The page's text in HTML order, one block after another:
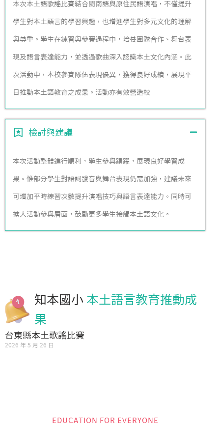
本次本土語歌謠比賽結合閩南語與原住民語演唱，不僅提升
學生對本土語言的學習興趣，也增進學生對多元文化的理解
與尊重。學生在練習與參賽過程中，培養團隊合作、舞台表
現及語言表達能力，並透過歌曲深入認識本土文化內涵。此
次活動中，本校參賽隊伍表現優異，獲得良好成績，展現平
日推動本土語教育之成果。活動亦有效營造校
檢討與建議
本次活動整體進行順利，學生參與踴躍，展現良好學習成
果。惟部分學生對語詞發音與舞台表現仍需加強，建議未來
可增加平時練習次數提升演唱技巧與語言表達能力。同時可
擴大活動參與層面，鼓勵更多學生接觸本土語文化。
知本國小 本土語言教育推動成
果
台東縣本土歌謠比賽
2026 年 5 月 26 日
EDUCATION FOR EVERYONE